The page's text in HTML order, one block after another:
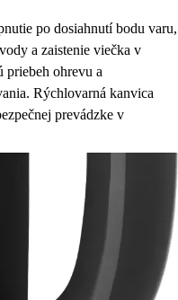
po dosiahnutí bodu varu,
a zaistenie viečka v
ohrevu a
Rýchlovarná kanvica
prevádzke v